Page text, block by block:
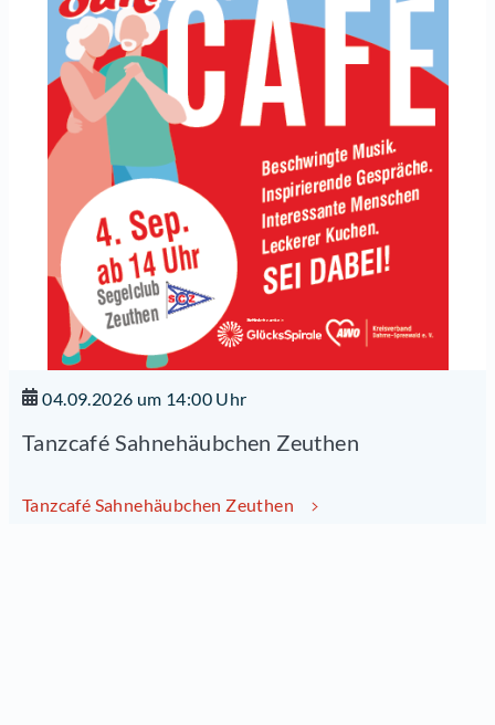
04.09.2026 um 14:00 Uhr
Tanzcafé Sahnehäubchen Zeuthen
Tanzcafé Sahnehäubchen Zeuthen